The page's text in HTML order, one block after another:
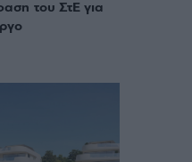
του ΣτΕ για